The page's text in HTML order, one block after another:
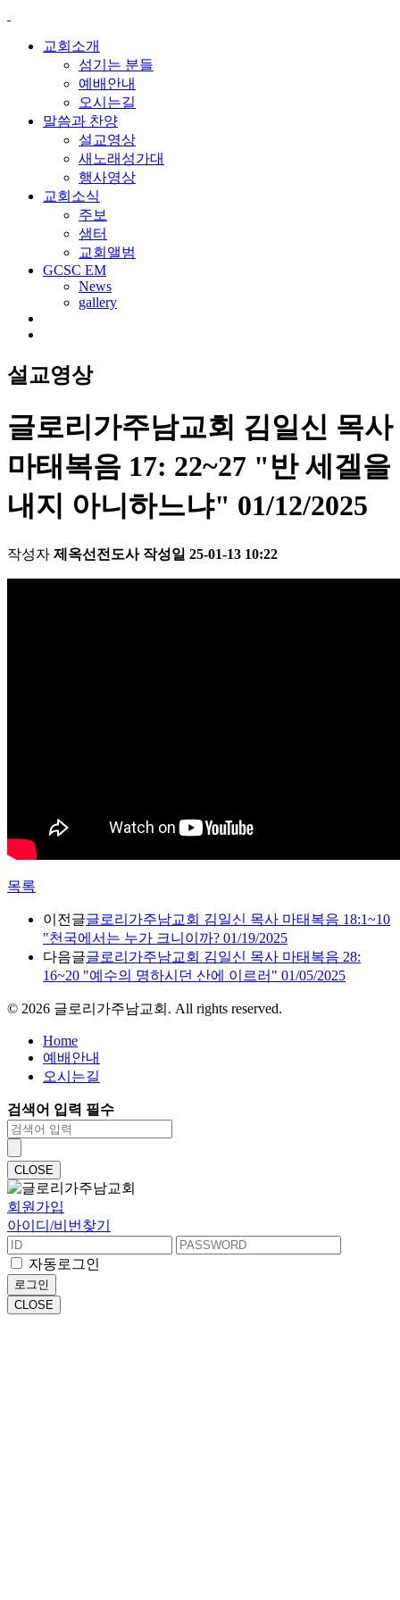
교회소개
섬기는 분들
예배안내
오시는길
말씀과 찬양
설교영상
새노래성가대
행사영상
교회소식
주보
샘터
교회앨범
GCSC EM
News
gallery
설교영상
글로리가주남교회 김일신 목사
마태복음 17: 22~27 "반 세겔을
내지 아니하느냐" 01/12/2025
작성자 제옥선전도사 작성일 25-01-13 10:22
목록
이전글글로리가주남교회 김일신 목사 마태복음 18:1~10
"천국에서는 누가 크니이까? 01/19/2025
다음글글로리가주남교회 김일신 목사 마태복음 28:
16~20 "예수의 명하시던 산에 이르러" 01/05/2025
© 2026 글로리가주남교회. All rights reserved.
Home
예배안내
오시는길
검색어 입력 필수
CLOSE
회원가입
아이디/비번찾기
자동로그인
로그인
CLOSE